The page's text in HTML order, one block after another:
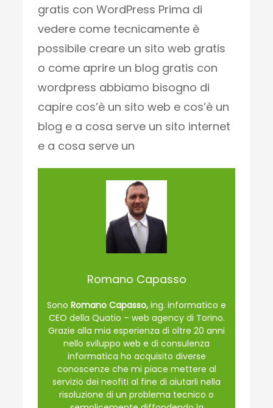
gratis con WordPress Prima di
vedere come tecnicamente è
possibile creare un sito web gratis
o come aprire un blog gratis con
wordpress abbiamo bisogno di
capire cos’è un sito web e cos’è un
blog e a cosa serve un sito internet
e a cosa serve un
Romano Capasso
Sono Romano Capasso, ing. informatico e
CEO della Quatio – web agency di Torino.
Grazie alla mia esperienza di oltre 20 anni
nello sviluppo web e di consulenza
informatica ho acquisito diverse
conoscenze che mi piace mettere al
servizio dei neofiti al fine di aiutarli nella
risoluzione di un problema tecnico o